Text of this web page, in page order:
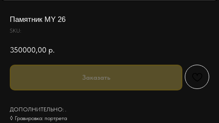
Памятник MY 26
SKU:
350000,00 р.
Заказать
ДОПОЛНИТЕЛЬНО: .
◊ Гравировка: портрета